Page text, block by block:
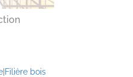
|Filière bois